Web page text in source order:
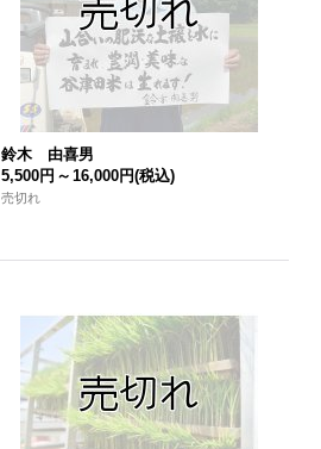
鈴木 由喜男
5,500円 ～ 16,000円(税込)
売切れ